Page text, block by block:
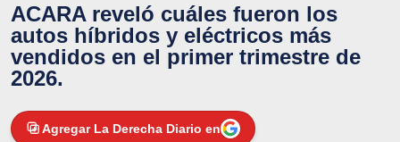
ACARA reveló cuáles fueron los
autos híbridos y eléctricos más
vendidos en el primer trimestre de
2026.
Agregar La Derecha Diario en